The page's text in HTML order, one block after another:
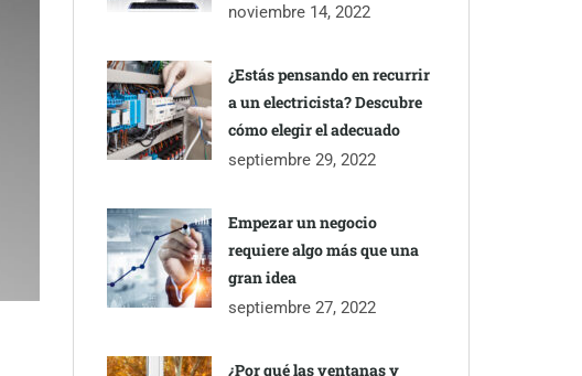
noviembre 14, 2022
¿Estás pensando en recurrir
a un electricista? Descubre
cómo elegir el adecuado
septiembre 29, 2022
Empezar un negocio
requiere algo más que una
gran idea
septiembre 27, 2022
¿Por qué las ventanas y